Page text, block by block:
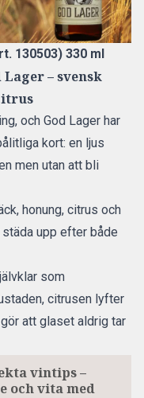
130503) 330 ml
– svensk
och God Lager har
kort: en ljus
men utan att bli
honung, citrus och
upp efter både
som
citrusen lyfter
att glaset aldrig tar
vintips –
och vita med